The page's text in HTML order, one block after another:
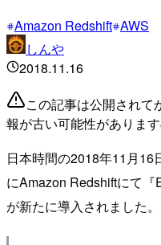
Amazon Redshift AWS
しんや
2018.11.16
この記事は公開されて
報が古い可能性がありま
日本時間の2018年11月16
にAmazon Redshiftにて
が新たに導入されました。